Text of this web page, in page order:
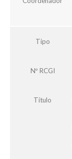
Tipo
Nº RCGI
Título